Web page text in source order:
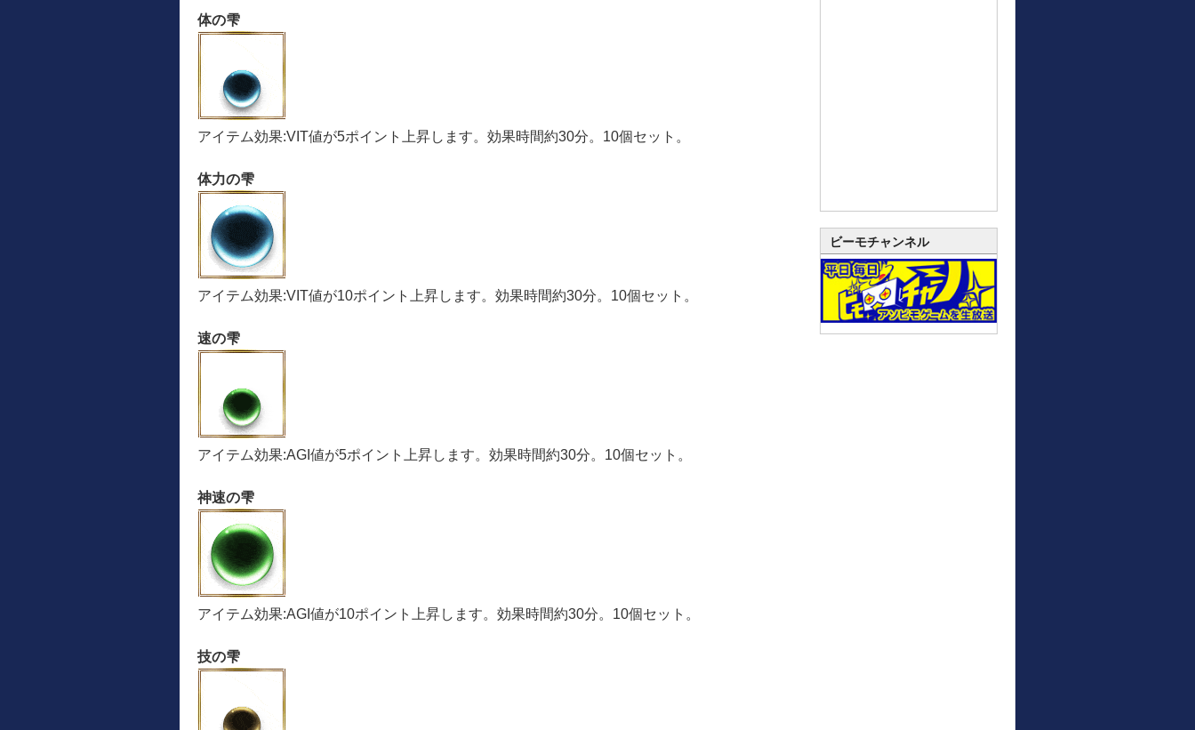
体の雫
アイテム効果:VIT値が5ポイント上昇します。効果時間約30分。10個セット。
体力の雫
アイテム効果:VIT値が10ポイント上昇します。効果時間約30分。10個セット。
速の雫
アイテム効果:AGI値が5ポイント上昇します。効果時間約30分。10個セット。
神速の雫
アイテム効果:AGI値が10ポイント上昇します。効果時間約30分。10個セット。
技の雫
ビーモチャンネル